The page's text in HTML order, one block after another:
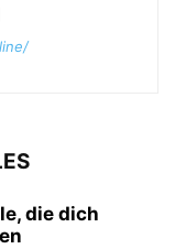
die dich